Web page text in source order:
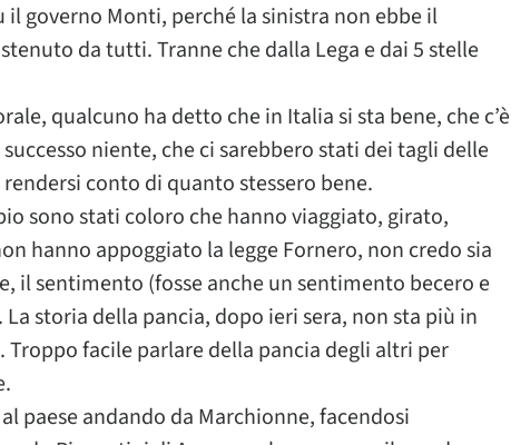
governo Monti, perché la sinistra non ebbe il
da tutti. Tranne che dalla Lega e dai 5 stelle
qualcuno ha detto che in Italia si sta bene, che c’è
niente, che ci sarebbero stati dei tagli delle
conto di quanto stessero bene.
sono stati coloro che hanno viaggiato, girato,
hanno appoggiato la legge Fornero, non credo sia
il sentimento (fosse anche un sentimento becero e
storia della pancia, dopo ieri sera, non sta più in
Troppo facile parlare della pancia degli altri per
paese andando da Marchionne, facendosi